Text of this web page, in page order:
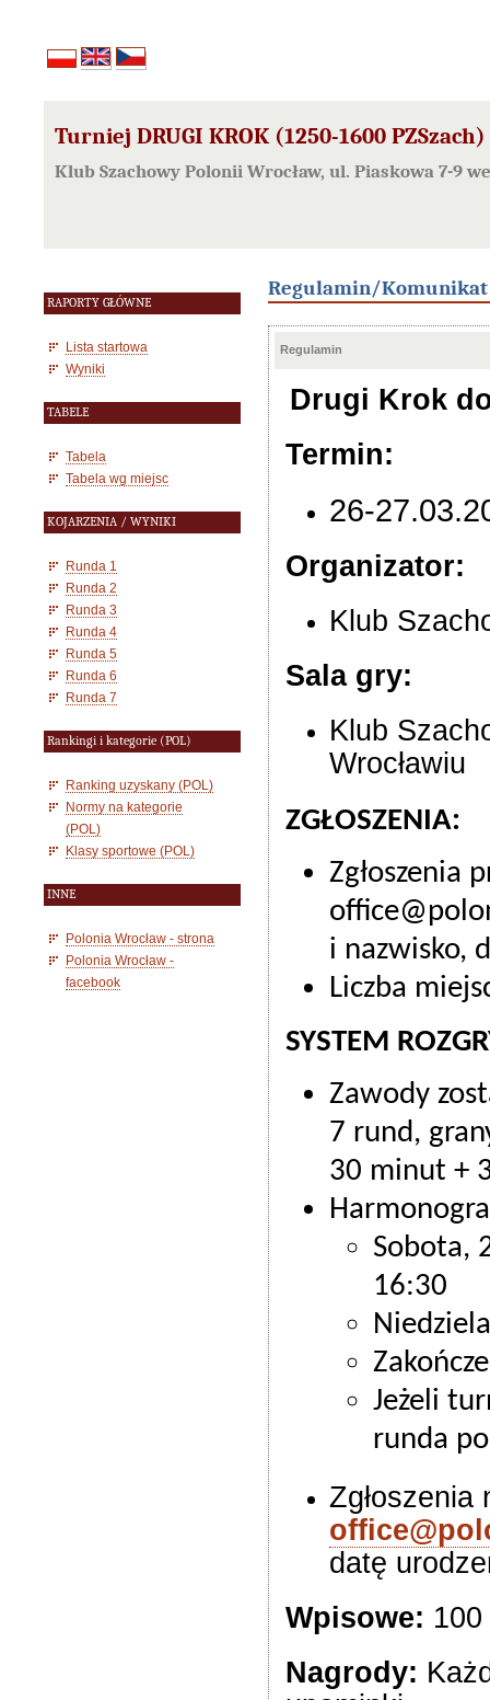
Turniej DRUGI KROK (1250-1600
Klub Szachowy Polonii Wrocław, ul. Piaskowa 7-9
RAPORTY GŁÓWNE
Lista startowa
Wyniki
TABELE
Tabela
Tabela wg miejsc
KOJARZENIA / WYNIKI
Runda 1
Runda 2
Runda 3
Runda 4
Runda 5
Runda 6
Runda 7
Rankingi i kategorie (POL)
Ranking uzyskany (POL)
Normy na kategorie
(POL)
Klasy sportowe (POL)
INNE
Polonia Wrocław - strona
Polonia Wrocław -
facebook
Regulamin/Komunikat
Regulamin
Drugi Krok
Termin:
26-
Organizator:
Klub
Sala gry:
Klub
Wrocławiu
ZGŁOSZENIA:
Zgłoszenia
i nazwisko,
Liczba
SYSTEM
Zawody
7 rund,
30 minut +
Sobota,
16:30
Jeżeli
runda
Zgłoszenia
datę
Wpisowe: 100
Nagrody: